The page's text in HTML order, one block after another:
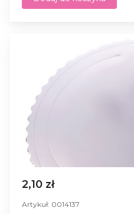
2,10 zł
Artykuł: 0014137